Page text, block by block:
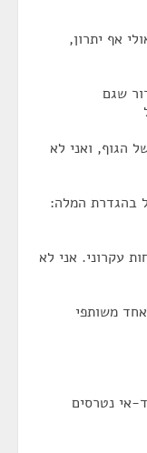
אף יתרון,
שגם
הגוף, ואני לא
בהגדרת המלה:
עקרוני. אני לא
משותפי
אי נטרסים